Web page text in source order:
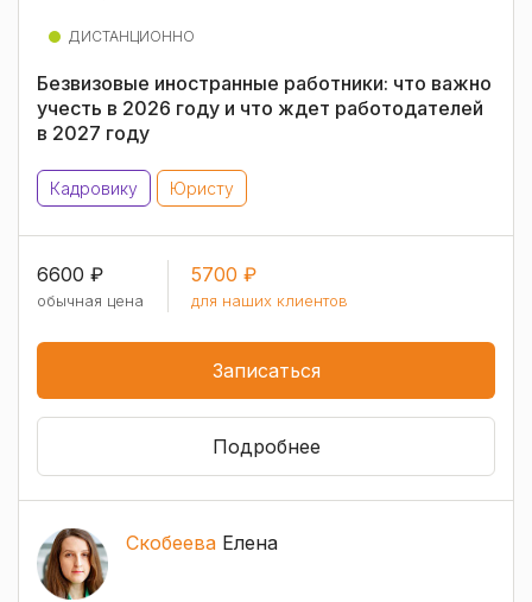
ДИСТАНЦИОННО
Безвизовые иностранные работники: что важно
учесть в 2026 году и что ждет работодателей
в 2027 году
Кадровику Юристу
6600 ₽
обычная цена
5700 ₽
для наших клиентов
Записаться
Подробнее
Скобеева Елена